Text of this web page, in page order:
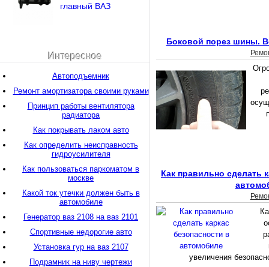
Боковой порез шины.
Как правильно сделать
увеличения
главный ВАЗ
Интересное
Автоподъемник
Ремонт амортизатора своими руками
Принцип работы вентилятора
радиатора
Как покрывать лаком авто
Как определить неисправность
гидроусилителя
Как пользоваться паркоматом в
москве
Какой ток утечки должен быть в
автомобиле
Генератор ваз 2108 на ваз 2101
Спортивные недорогие авто
Установка гур на ваз 2107
Подрамник на ниву чертежи